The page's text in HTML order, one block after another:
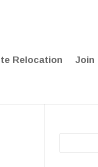
Relocation Join